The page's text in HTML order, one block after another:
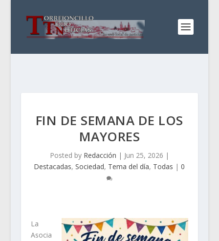
FIN DE SEMANA DE LOS
MAYORES
Posted by Redacción | Jun 25, 2026 |
Destacadas,Sociedad, Tema del día, Todas |0
La
Asocia